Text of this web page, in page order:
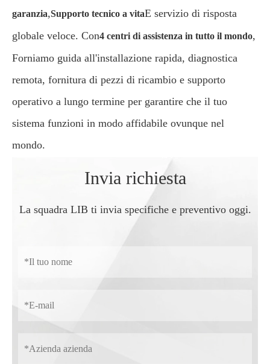
garanzia,Supporto tecnico a vitaE servizio di risposta
globale veloce. Con4 centri di assistenza in tutto il mondo,
Forniamo guida all'installazione rapida, diagnostica
remota, fornitura di pezzi di ricambio e supporto
operativo a lungo termine per garantire che il tuo
sistema funzioni in modo affidabile ovunque nel
mondo.
Invia richiesta
La squadra LIB ti invia specifiche e preventivo oggi.